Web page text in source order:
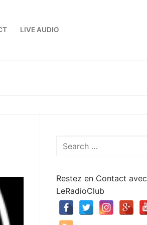
LIVE AUDIO
Rechercher
Restez en Contact avec
LeRadioClub